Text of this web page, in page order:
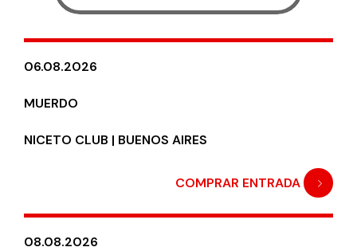
06.08.2026
MUERDO
NICETO CLUB | BUENOS AIRES
COMPRAR ENTRADA
08.08.2026